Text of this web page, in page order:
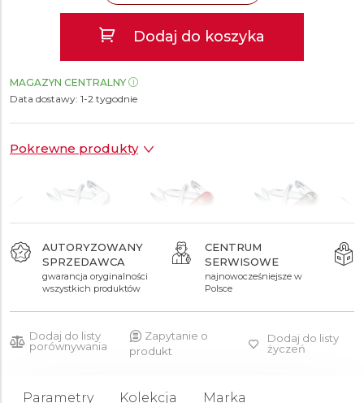
Dodaj do koszyka
MAGAZYN CENTRALNY
Data dostawy: 1-2 tygodnie
Pokrewne produkty
199 zł 215 zł
AUTORYZOWANY
SPRZEDAWCA
gwarancja oryginalności
wszystkich produktów
CENTRUM
SERWISOWE
najnowocześniejsze w
Polsce
Dodaj do listy
porównywania
Zapytanie o
produkt
Dodaj do listy
życzeń
Parametry Kolekcja Marka